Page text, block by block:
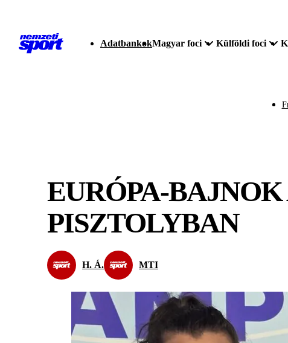
AdatbankokMagyar foci Külföldi foci
EURÓPA-
PISZTOLYBAN
H. Á. MTI